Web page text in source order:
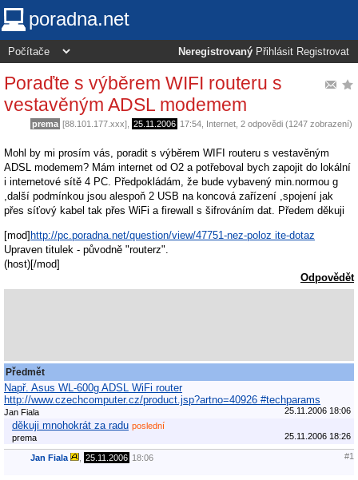
poradna.net
Neregistrovaný Přihlásit Registrovat
Poraďte s výběrem WIFI routeru s
vestavěným ADSL modemem
prema [88.101.177.xxx], 25.11.2006 17:54 Internet , 2 odpovědi (1247 zobrazení)
Mohl by mi prosím vás, poradit s výběrem WIFI routeru s vestavěným
ADSL modemem? Mám internet od O2 a potřeboval bych zapojit do lokální
i internetové sítě 4 PC. Předpokládám, že bude vybavený min.normou g
,další podmínkou jsou alespoň 2 USB na koncová zařízení ,spojení jak
přes síťový kabel tak přes WiFi a firewall s šifrováním dat. Předem děkuji
[mod] http://pc.poradna.net/question/view/47751-nez-poloz ite-dotaz
Upraven titulek - původně "routerz".
(host)[/mod]
Odpovědět
Předmět
Např. Asus WL-600g ADSL WiFi router
http://www.czechcomputer.cz/product.jsp?artno=40926 #techparams
Jan Fiala 25.11.2006 18:06
děkuji mnohokrát za radu poslední
prema
25.11.2006 18:26
Jan Fiala 25.11.2006 18:06 #1